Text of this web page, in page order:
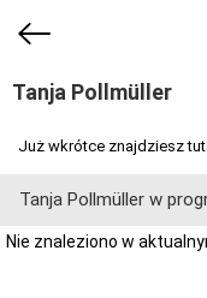
Tanja Pollmüller
Już wkrótce znajdziesz
Tanja Pollmüller w
Nie znaleziono w